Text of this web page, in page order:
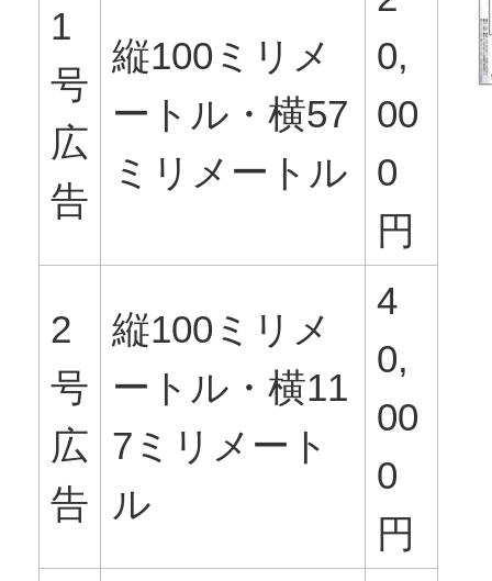
1
号
広
告
縦100ミリメ
ートル・横57
ミリメートル
0,
00
0
円
2
号
広
告
縦100ミリメ
ートル・横11
7ミリメート
ル
4
0,
00
0
円